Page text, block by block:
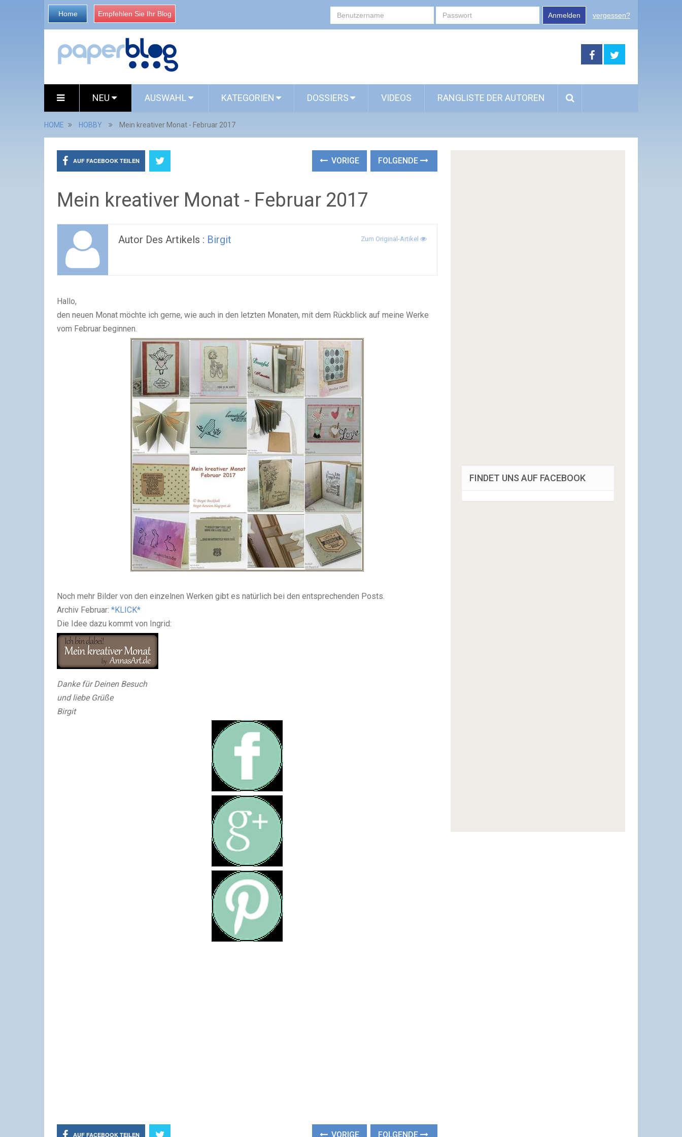
Home Empfehlen Sie Ihr Blog Anmelden vergessen?
NEU AUSWAHL KATEGORIEN DOSSIERS VIDEOS RANGLISTE DER AUTOREN
HOME HOBBY Mein kreativer Monat - Februar 2017
AUF FACEBOOK TEILEN VORIGE FOLGENDE
Mein kreativer Monat - Februar 2017
Autor Des Artikels : Birgit Zum Original-Artikel
Hallo,
den neuen Monat möchte ich gerne, wie auch in den letzten Monaten, mit dem Rückblick auf meine Werke
vom Februar beginnen.
Noch mehr Bilder von den einzelnen Werken gibt es natürlich bei den entsprechenden Posts.
Archiv Februar: *KLICK*
Die Idee dazu kommt von Ingrid:
Danke für Deinen Besuch
und liebe Grüße
Birgit
AUF FACEBOOK TEILEN VORIGE FOLGENDE
FINDET UNS AUF FACEBOOK